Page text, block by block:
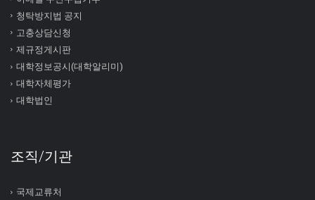
청탁방지법 공지
고충상담신청
제규정게시판
대학정보공시(대학알리미)
대학자체평가
대학법인
조직/기관
국제교류처